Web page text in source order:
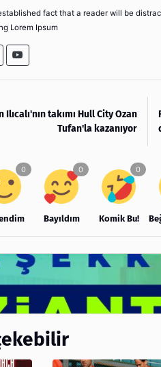
fact that a reader will be
Lorem Ipsum
Ilıcalı'nın takımı Hull City Ozan
Tufan'la kazanıyor
Bayıldım Komik Bu!